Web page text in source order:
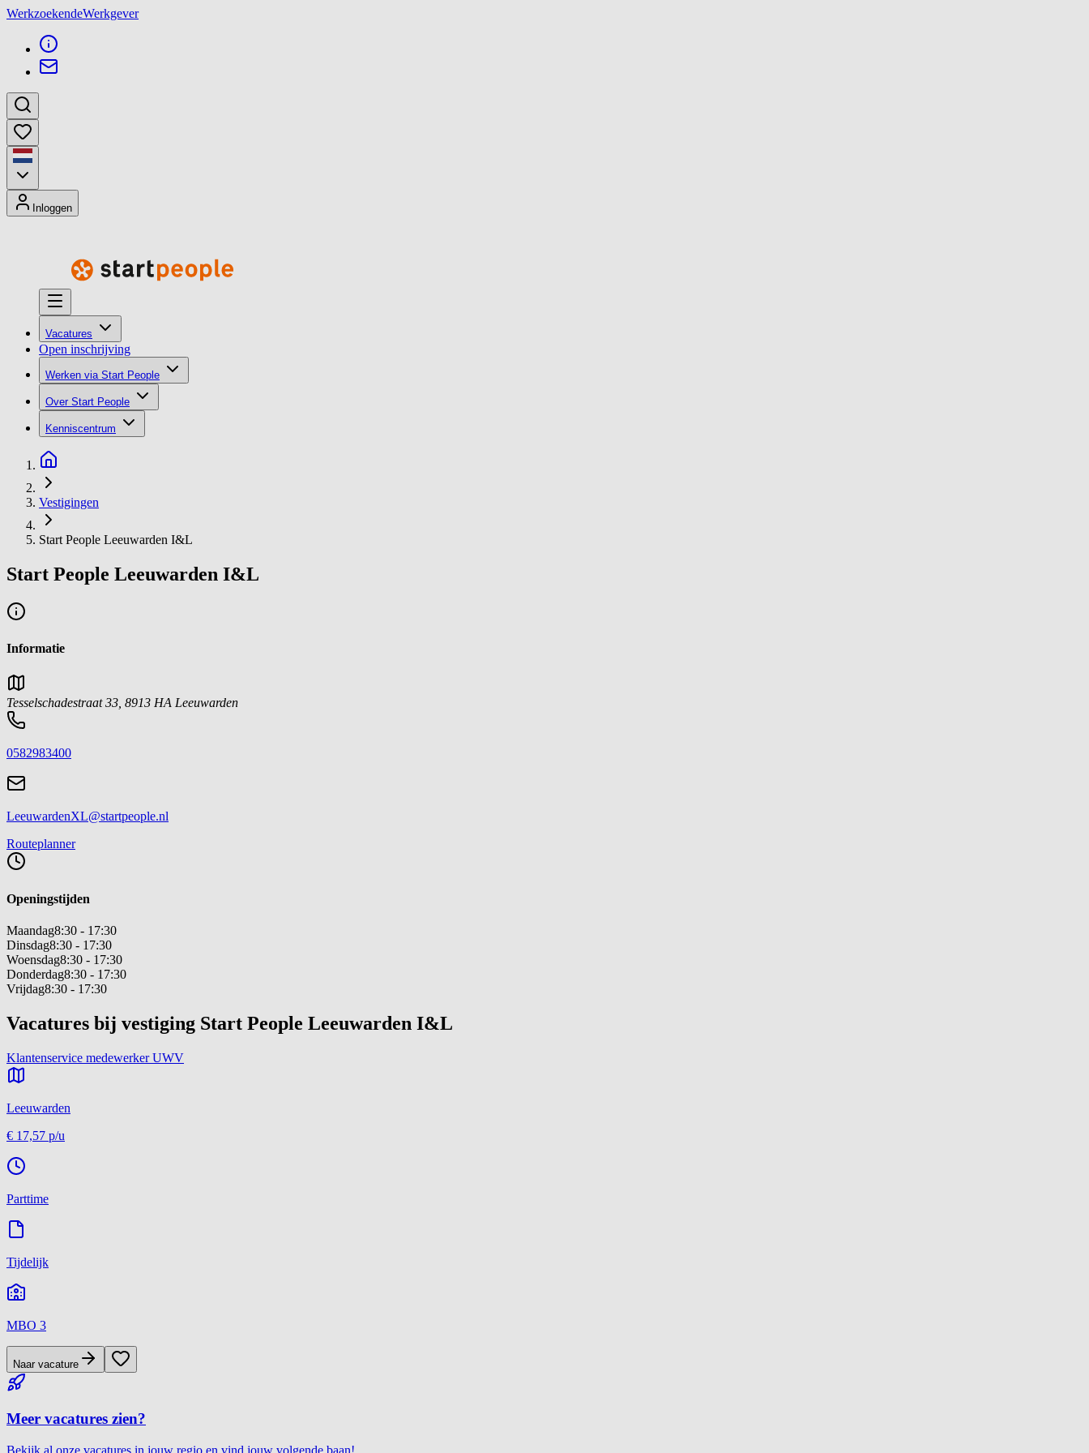
WerkzoekendeWerkgever
Inloggen
Vacatures
Open inschrijving
Werken via Start People
Over Start People
Kenniscentrum
Vestigingen
Start People Leeuwarden I&L
Start People Leeuwarden I&L
Informatie
Tesselschadestraat 33 8913 HA Leeuwarden
0582983400
LeeuwardenXL@startpeople.nl
Routeplanner
Openingstijden
Maandag8:30 - 17:30
Dinsdag8:30 - 17:30
Woensdag8:30 - 17:30
Donderdag8:30 - 17:30
Vrijdag8:30 - 17:30
Vacatures bij vestiging Start People Leeuwarden I&L
Klantenservice medewerker UWV
Leeuwarden
€ 17,57 p/u
Parttime
Tijdelijk
MBO 3
Naar vacature
Meer vacatures zien?